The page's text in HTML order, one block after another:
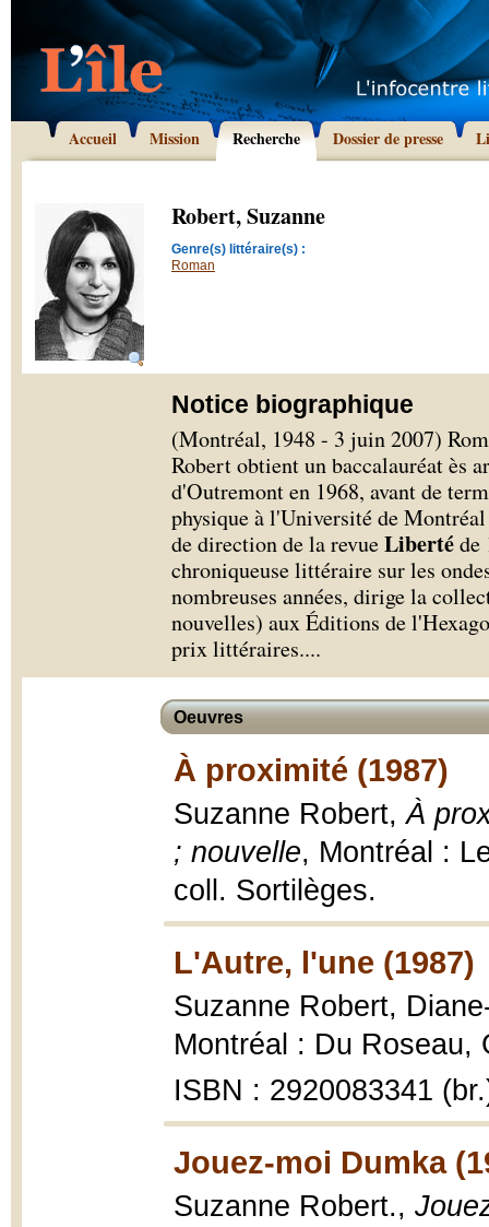
Accueil Mission Recherche Dossier de presse
Robert, Suzanne
Genre(s) littéraire(s) :
Roman
Notice biographique
(Montréal, 1948 - 3 juin 2007)
Robert obtient un baccalauréat ès
d'Outremont en 1968, avant de
physique à l'Université de
de direction de la revueLibertéde
chroniqueuse littéraire sur les
nombreuses années, dirige la
nouvelles) aux Éditions de
prix littéraires....
Oeuvres
À proximité (1987)
Suzanne Robert,À
; nouvelle, Montréal :
coll. Sortilèges.
L'Autre, l'une (1987)
Suzanne Robert,
Montréal : Du Roseau,
ISBN : 2920083341
Jouez-moi Dumka
Suzanne Robert.,